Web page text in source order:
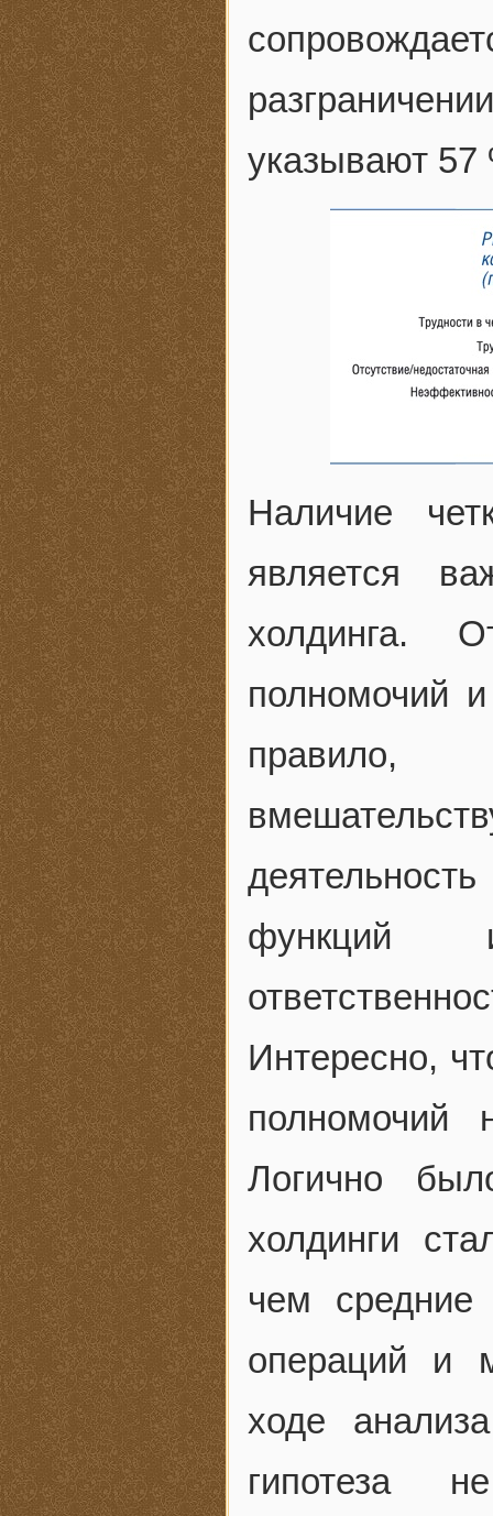
указывают 57
Наличие
является
холдинга.
полномочий и
правило,
функций
Интересно,
полномочий
Логично
холдинги
чем
операций и
ходе
гипотеза